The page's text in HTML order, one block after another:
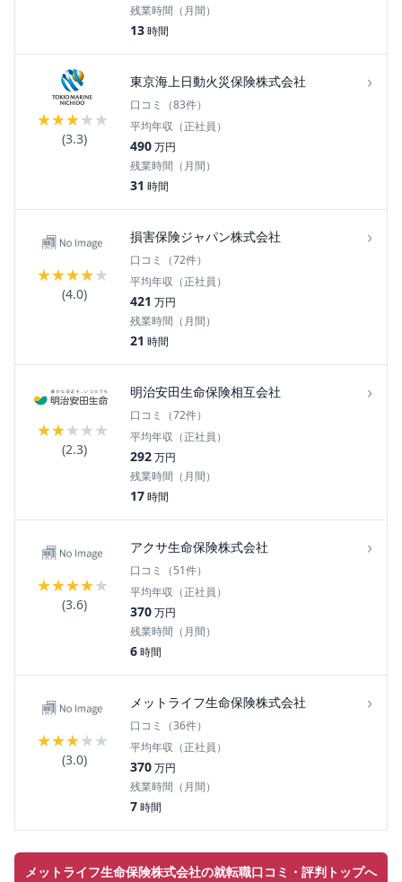
残業時間（月間）
13時間
★★★★★
(3.3)
東京海上日動火災保険株式会社 ›
口コミ（83件）
平均年収（正社員）
490万円
残業時間（月間）
31 時間
★★★★★
(4.0)
損害保険ジャパン株式会社 ›
口コミ（72件）
平均年収（正社員）
421 万円
残業時間（月間）
21 時間
★★★★★
(2.3)
明治安田生命保険相互会社 ›
口コミ（72件）
平均年収（正社員）
292万円
残業時間（月間）
17時間
★★★★★
(3.6)
アクサ生命保険株式会社 ›
口コミ（51件）
平均年収（正社員）
370万円
残業時間（月間）
6時間
★★★★★
(3.0)
メットライフ生命保険株式会社 ›
口コミ（36件）
平均年収（正社員）
370万円
残業時間（月間）
7時間
メットライフ生命保険株式会社の就転職口コミ・評判トップへ